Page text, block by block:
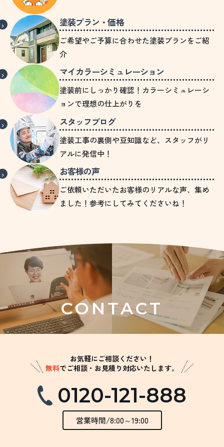
塗装プラン・価格
ご希望やご予算に合わせた塗装プランをご紹
介
マイカラーシミュレーション
塗装前にしっかり確認！カラーシミュレーシ
ョンで理想の仕上がりを
スタッフブログ
塗装工事の裏側や豆知識など、スタッフがリ
アルに発信中！
お客様の声
ご依頼いただいたお客様のリアルな声、集め
ました！参考にしてみてくださいね！
CONTACT
お気軽にご相談ください！
無料でご相談・お見積り対応いたします。
0120-121-888
営業時間/8:00～19:00